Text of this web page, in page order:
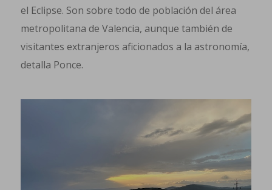
el Eclipse. Son sobre todo de población del área
metropolitana de Valencia, aunque también de
visitantes extranjeros aficionados a la astronomía,
detalla Ponce.